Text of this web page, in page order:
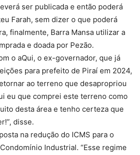
ser publicada e então poderá
Farah, sem dizer o que poderá
finalmente, Barra Mansa utilizar a
e doada por Pezão.
o aQui, o ex-governador, que já
para prefeito de Piraí em 2024,
ao terreno que desapropriou
eu que comprei este terreno como
desta área e tenho certeza que
disse.
na redução do ICMS para o
Industrial. “Esse regime